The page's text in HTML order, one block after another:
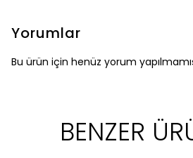
Yorumlar
Bu ürün için henüz yorum
BENZER